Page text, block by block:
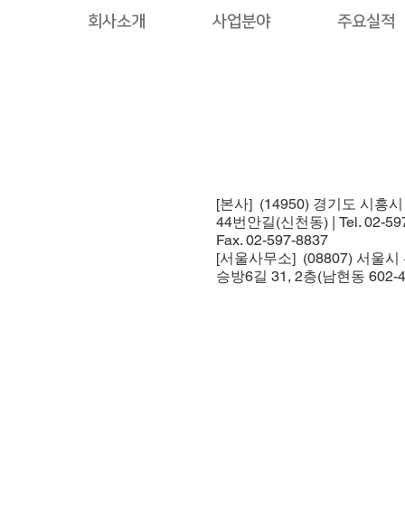
회사소개 사업분야 주요실적
[본사] (14950) 경기도 시흥
44번안길(신천동) | Tel. 02-
Fax. 02-597-8837
[서울사무소] (08807) 서울시
승방6길 31, 2층(남현동 602-